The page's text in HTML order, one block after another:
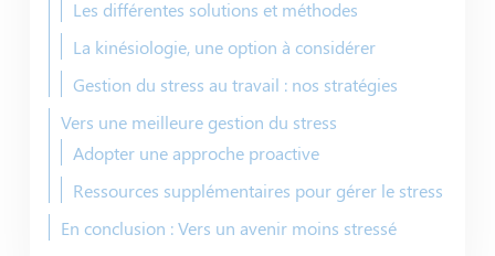
Les différentes solutions et méthodes
La kinésiologie, une option à considérer
Gestion du stress au travail : nos stratégies
Vers une meilleure gestion du stress
Adopter une approche proactive
Ressources supplémentaires pour gérer le stress
En conclusion : Vers un avenir moins stressé